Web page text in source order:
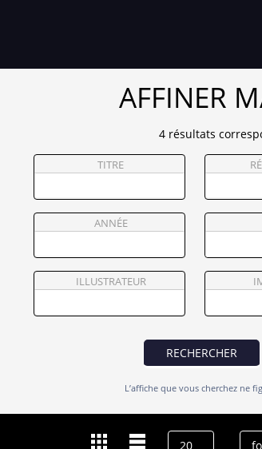
AFFINER
4 résultats
TITRE
ANNÉE
ILLUSTRATEUR
RECHERCHER
L’affiche que vous cherchez ne